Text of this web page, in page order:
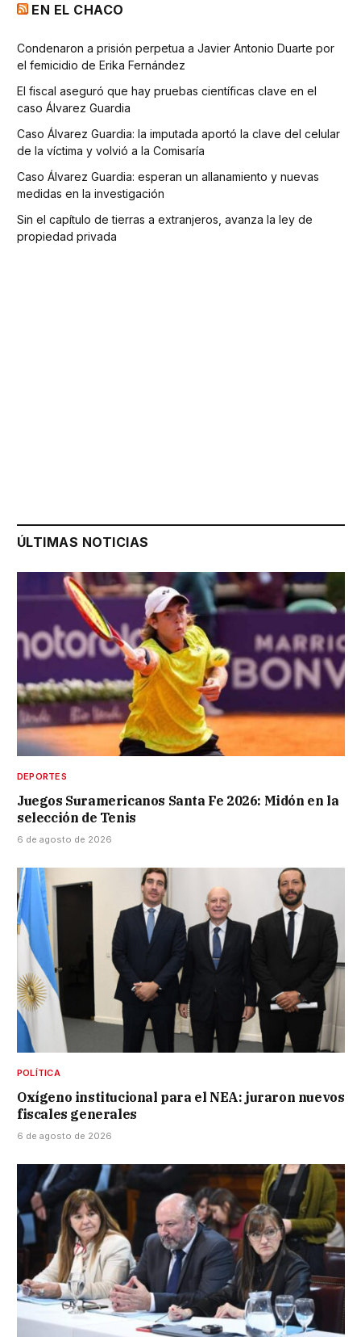
EN EL CHACO
Condenaron a prisión perpetua a Javier Antonio Duarte por
el femicidio de Erika Fernández
El fiscal aseguró que hay pruebas científicas clave en el
caso Álvarez Guardia
Caso Álvarez Guardia: la imputada aportó la clave del celular
de la víctima y volvió a la Comisaría
Caso Álvarez Guardia: esperan un allanamiento y nuevas
medidas en la investigación
Sin el capítulo de tierras a extranjeros, avanza la ley de
propiedad privada
ÚLTIMAS NOTICIAS
DEPORTES
Juegos Suramericanos Santa Fe 2026: Midón en la
selección de Tenis
6 de agosto de 2026
POLÍTICA
Oxígeno institucional para el NEA: juraron nuevos
fiscales generales
6 de agosto de 2026